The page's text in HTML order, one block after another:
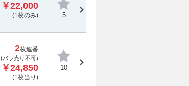
￥22,000
(1枚のみ) 5
2枚連番
(バラ売り不可)
￥24,850
(1枚当り)
10